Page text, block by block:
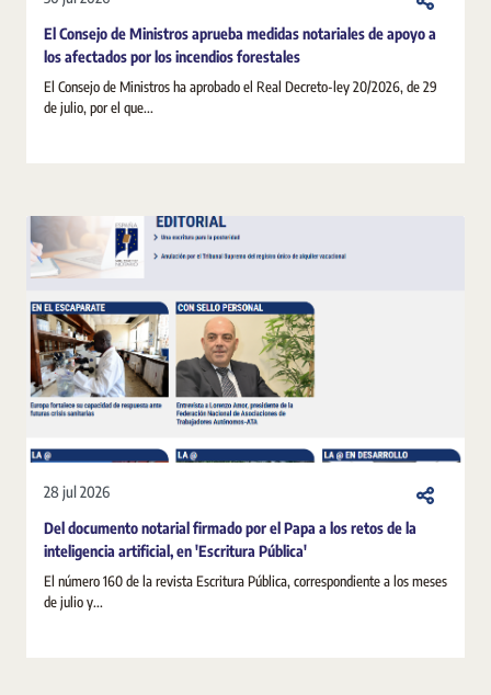
El Consejo de Ministros aprueba medidas notariales de apoyo a
los afectados por los incendios forestales
El Consejo de Ministros ha aprobado el Real Decreto-ley 20/2026, de 29
de julio, por el que...
28 jul 2026
Del documento notarial firmado por el Papa a los retos de la
inteligencia artificial, en 'Escritura Pública'
El número 160 de la revista Escritura Pública, correspondiente a los meses
de julio y...